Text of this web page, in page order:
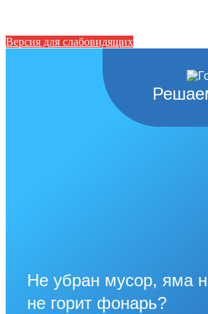
Версия для слабовидящих
Не убран мусор, яма
не горит фонарь?